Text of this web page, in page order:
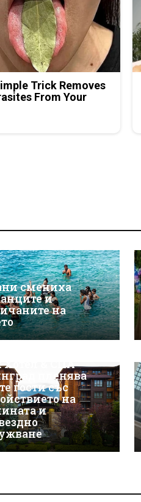
Trick Removes
From Your
смениха
и
на
Хотел & СПА
пленява
гости със
на
и